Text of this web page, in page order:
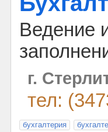
Ведение
г.
тел:
бухгалтерия